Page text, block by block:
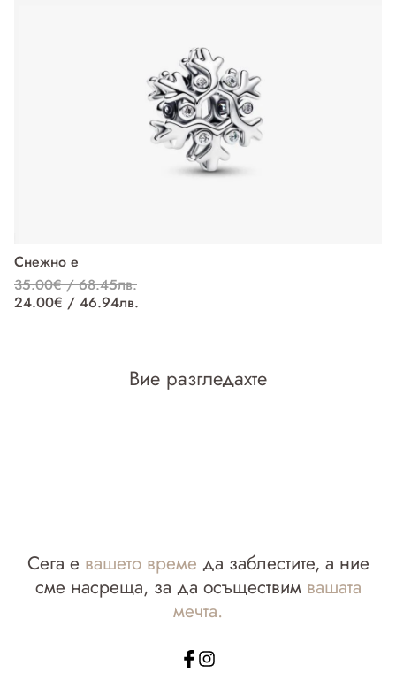
Снежно е
35.00€ / 68.45лв.
24.00€ / 46.94лв.
Вие разгледахте
Сега е вашето време да заблестите, а ние
сме насреща, за да осъществим вашата
мечта.